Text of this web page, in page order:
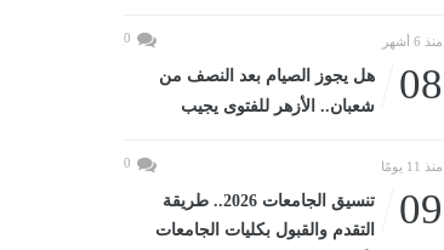
منذ 6 أشهر 0
08
هل يجوز الصيام بعد النصف من
شعبان.. الأزهر للفتوى يجيب
منذ 11 يومًا 0
09
تنسيق الجامعات 2026.. طريقة
التقدم والقبول بكليات الجامعات